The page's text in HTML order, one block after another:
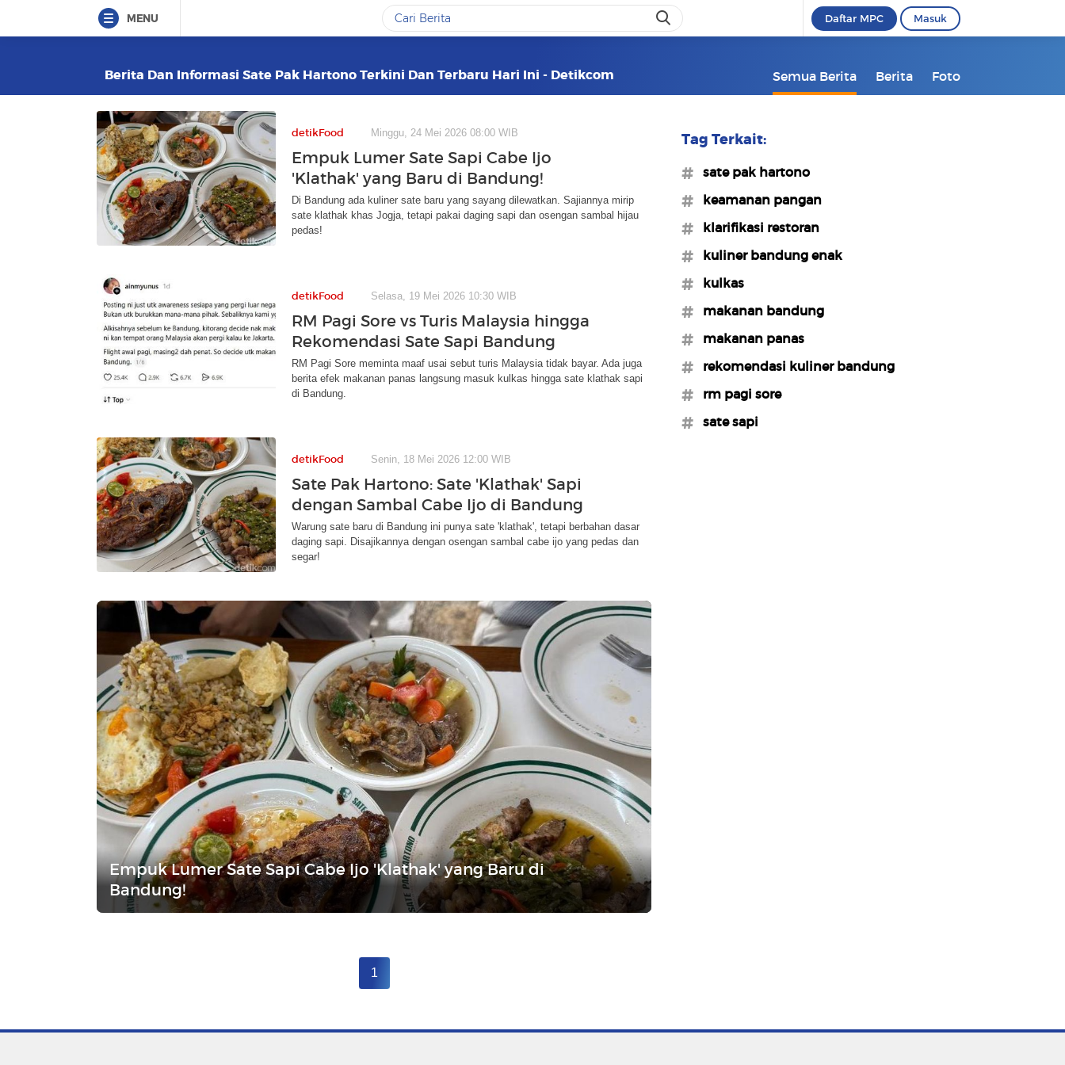
MENU Daftar MPC Masuk
Berita Dan Informasi Sate Pak Hartono Terkini Dan Terbaru Hari Ini - Detikcom Semua Berita Berita Foto
detikFood Minggu, 24 Mei 2026 08:00 WIB
Empuk Lumer Sate Sapi Cabe Ijo
'Klathak' yang Baru di Bandung!
Di Bandung ada kuliner sate baru yang sayang dilewatkan. Sajiannya mirip
sate klathak khas Jogja, tetapi pakai daging sapi dan osengan sambal hijau
pedas!
detikFood Selasa, 19 Mei 2026 10:30 WIB
RM Pagi Sore vs Turis Malaysia hingga
Rekomendasi Sate Sapi Bandung
RM Pagi Sore meminta maaf usai sebut turis Malaysia tidak bayar. Ada juga
berita efek makanan panas langsung masuk kulkas hingga sate klathak sapi
di Bandung.
detikFood Senin, 18 Mei 2026 12:00 WIB
Sate Pak Hartono: Sate 'Klathak' Sapi
dengan Sambal Cabe Ijo di Bandung
Warung sate baru di Bandung ini punya sate 'klathak', tetapi berbahan dasar
daging sapi. Disajikannya dengan osengan sambal cabe ijo yang pedas dan
segar!
Empuk Lumer Sate Sapi Cabe Ijo 'Klathak' yang Baru di
Bandung!
1
Tag Terkait:
#sate pak hartono
#keamanan pangan
#klarifikasi restoran
#kuliner bandung enak
#kulkas
#makanan bandung
#makanan panas
#rekomendasi kuliner bandung
#rm pagi sore
#sate sapi